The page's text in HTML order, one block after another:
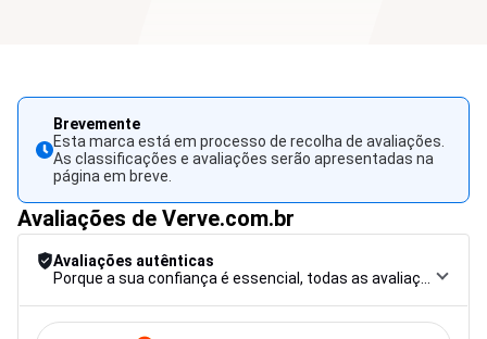
Brevemente
Esta marca está em processo de recolha de avaliações.
As classificações e avaliações serão apresentadas na
página em breve.
Avaliações de Verve.com.br
Avaliações autênticas